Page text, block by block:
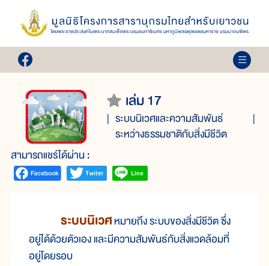
เล่ม 17
ระบบนิเวศและความสัมพันธ์
ระหว่างธรรมชาติกับสิ่งมีชีวิต
สามารถแชร์ได้ผ่าน :
ระบบนิเวศหมายถึง ระบบของสิ่งมีชีวิต ซึ่ง
อยู่ได้ด้วยตัวเอง และมีความสัมพันธ์กับสิ่งแวดล้อมที่
อยู่โดยรอบ